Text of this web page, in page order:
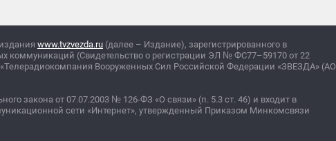
www.tvzvezda.ru (далее – Издание), зарегистрированного в
коммуникаций (Свидетельство о регистрации ЭЛ № ФС77–59170 от 22
Вооруженных Сил Российской Федерации «ЗВЕЗДА» (АО
закона от 07.07.2003 № 126-ФЗ «О связи» (п. 5.3 ст. 46) и входит в
сети «Интернет», утвержденный Приказом Минкомсвязи